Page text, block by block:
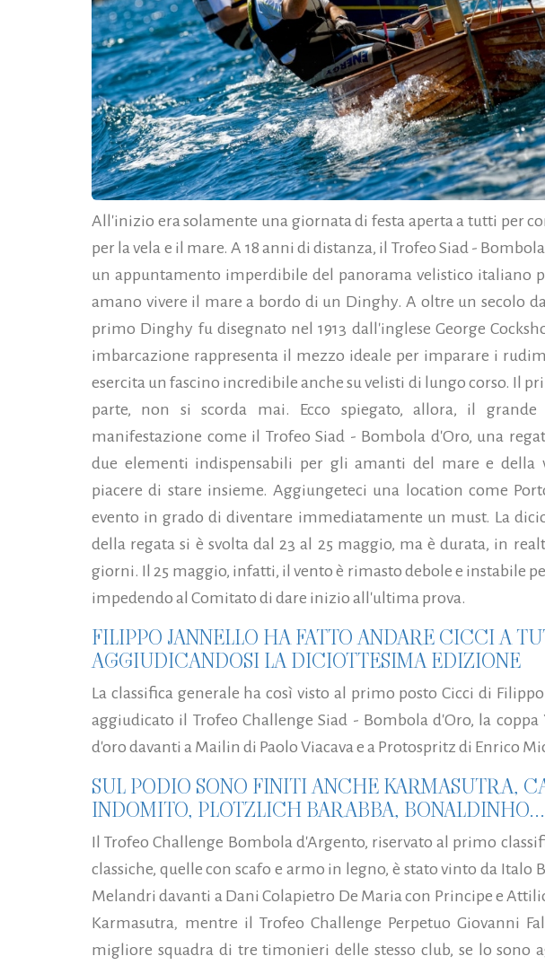
All'inizio era solamente una giornata di festa aperta a tutti per
per la vela e il mare. A 18 anni di distanza, il Trofeo Siad -
un appuntamento imperdibile del panorama velistico italiano
amano vivere il mare a bordo di un Dinghy. A oltre un secolo
primo Dinghy fu disegnato nel 1913 dall'inglese George
imbarcazione rappresenta il mezzo ideale per imparare i
esercita un fascino incredibile anche su velisti di lungo corso. Il
parte, non si scorda mai. Ecco spiegato, allora, il grande
manifestazione come il Trofeo Siad - Bombola d'Oro, una
due elementi indispensabili per gli amanti del mare e della
piacere di stare insieme. Aggiungeteci una location come
evento in grado di diventare immediatamente un must. La
della regata si è svolta dal 23 al 25 maggio, ma è durata, in
giorni. Il 25 maggio, infatti, il vento è rimasto debole e instabile
impedendo al Comitato di dare inizio all'ultima prova.
FILIPPO JANNELLO HA FATTO ANDARE CICCI A
AGGIUDICANDOSI LA DICIOTTESIMA EDIZIONE
La classifica generale ha così visto al primo posto Cicci di
aggiudicato il Trofeo Challenge Siad - Bombola d'Oro, la coppa
d'oro davanti a Mailin di Paolo Viacava e a Protospritz di Enrico
SUL PODIO SONO FINITI ANCHE KARMASUTRA,
INDOMITO, PLOTZLICH BARABBA, BONALDINHO...
Il Trofeo Challenge Bombola d'Argento, riservato al primo
classiche, quelle con scafo e armo in legno, è stato vinto da Italo
Melandri davanti a Dani Colapietro De Maria con Principe e
Karmasutra, mentre il Trofeo Challenge Perpetuo Giovanni
migliore squadra di tre timonieri delle stesso club, se lo sono